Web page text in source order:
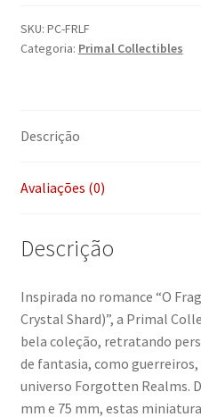
-
The
Realms)
SKU: PC-FRLF
Categoria: Primal Collectibles
Descrição
Avaliações (0)
Descrição
Inspirada no romance “O
Crystal Shard)”, a Primal
bela coleção, retratando
de fantasia, como
universo Forgotten Realms.
mm e 75 mm, estas